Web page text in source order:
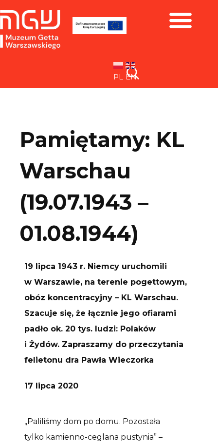
PL EN
Pamiętamy: KL
Warschau
(19.07.1943 –
01.08.1944)
19 lipca 1943 r. Niemcy uruchomili
w Warszawie, na terenie pogettowym,
obóz koncentracyjny – KL Warschau.
Szacuje się, że łącznie jego ofiarami
padło ok. 20 tys. ludzi: Polaków
i Żydów. Zapraszamy do przeczytania
felietonu dra Pawła Wieczorka
17 lipca 2020
„Paliliśmy dom po domu. Pozostała
tylko kamienno-ceglana pustynia” –